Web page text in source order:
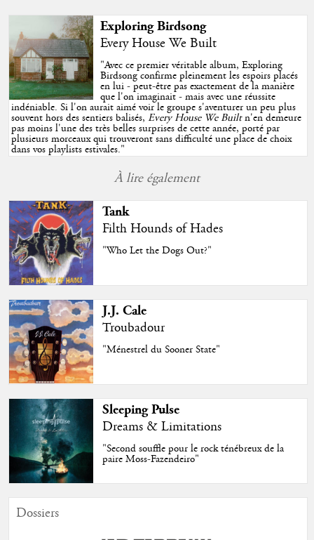
Exploring Birdsong
Every House We Built
"Avec ce premier véritable album, Exploring
Birdsong confirme pleinement les espoirs placés
en lui - peut-être pas exactement de la manière
que l'on imaginait - mais avec une réussite
indéniable. Si l'on aurait aimé voir le groupe s'aventurer un peu plus
souvent hors des sentiers balisés,Every House We Builtn'en demeure
pas moins l'une des très belles surprises de cette année, porté par
plusieurs morceaux qui trouveront sans difficulté une place de choix
dans vos playlists estivales."
À lire également
Tank
Filth Hounds of Hades
"Who Let the Dogs Out?"
J.J. Cale
Troubadour
"Ménestrel du Sooner State"
Sleeping Pulse
Dreams & Limitations
"Second souffle pour le rock ténébreux de la
paire Moss-Fazendeiro"
Dossiers